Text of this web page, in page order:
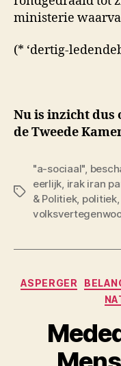
ministerie
(* ‘dertig-
Nu is inzicht dus
de Tweede
Tags
"a-sociaal",
eerlijk, irak iran
& Politiek, politiek,
ASPERGER